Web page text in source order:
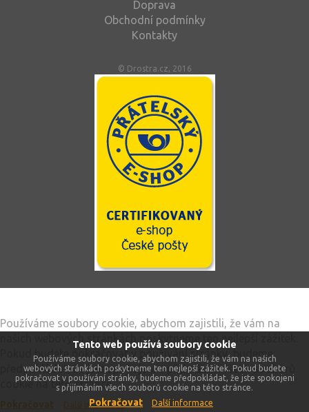
Tento web používá soubory cookie
Používáme soubory cookie, abychom zajistili, že vám na našich
webových stránkách poskytneme ten nejlepší zážitek. Pokud budete
pokračovat v používání stránky, budeme předpokládat, že jste spokojeni
s přijímáním všech souborů cookie na této stránce.
Pokračovat Další informace
Doprava
Obchodní podmínky
Kontakty
© Drostra.cz, 2016
Používáme soubory cookie, abychom zajistili, že vám na
našich webových stránkách poskytneme ten nejlepší zážitek.
Pokud budete pokračovat v používání stránky, budeme
předpokládat, že jste spokojeni s přijímáním všech souborů
cookie na této stránce.
Další informace